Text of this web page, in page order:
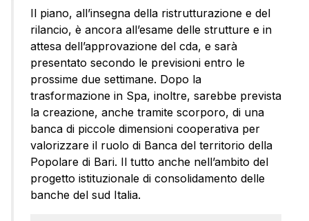
Il piano, all’insegna della ristrutturazione e del
rilancio, è ancora all’esame delle strutture e in
attesa dell’approvazione del cda, e sarà
presentato secondo le previsioni entro le
prossime due settimane. Dopo la
trasformazione in Spa, inoltre, sarebbe prevista
la creazione, anche tramite scorporo, di una
banca di piccole dimensioni cooperativa per
valorizzare il ruolo di Banca del territorio della
Popolare di Bari. Il tutto anche nell’ambito del
progetto istituzionale di consolidamento delle
banche del sud Italia.